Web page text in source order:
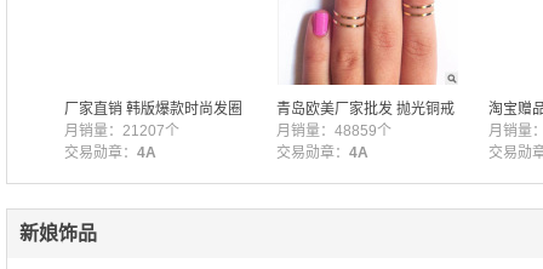
厂家直销 韩版爆款时尚发圈
布艺兔耳朵发圈 可爱波点头
花批发
月销量：21207个
交易勋章： 4A
青岛欧美厂家批发 抛光铜戒
指 细戒指 唯美关节戒指 女
A-408
月销量：48859个
交易勋章： 4A
淘宝赠
色高弹
饰头饰
月销量
交易勋
新娘饰品